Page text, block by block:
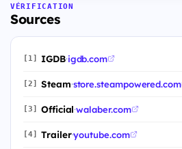
VÉRIFICATION
Sources
[1] IGDB·igdb.com
[2] Steam·store.steampowered.com
[3] Official·walaber.com
[4] Trailer·youtube.com